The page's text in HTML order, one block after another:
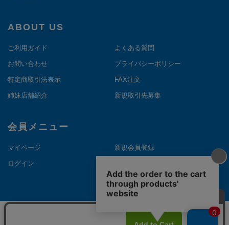
ABOUT US
ご利用ガイド よくある質問
お問い合わせ プライバシーポリシー
特定商取引法表示 FAX注文
姉妹店舗紹介 新規取引先募集
会員メニュー
マイページ 新規会員登録
ログイン